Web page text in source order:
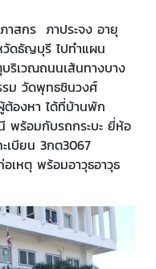
าสกร ภาประจง อายุ
ดธัญบุรี ไปทำแผน
ริเวณถนนเส้นทางบาง
ม วัดพุทธชินวงศ์
องหา ได้ที่บ้านพัก
พร้อมกับรถกระบะ ยี่ห้อ
เบียน 3กต3067
เหตุ พร้อมอาวุธอาวุธ